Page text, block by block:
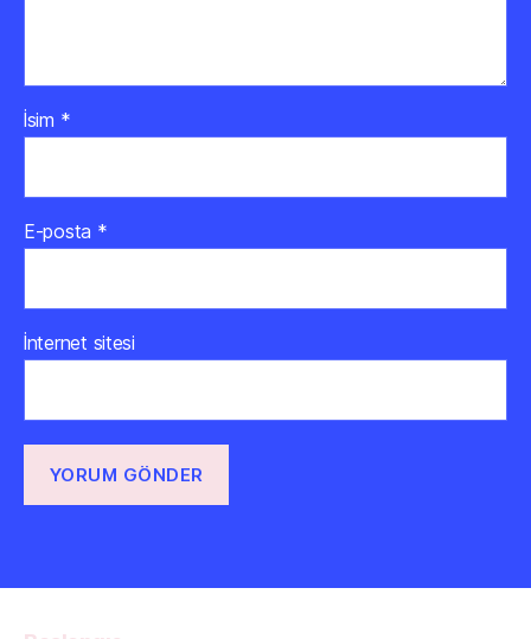
İsim *
E-posta *
İnternet sitesi